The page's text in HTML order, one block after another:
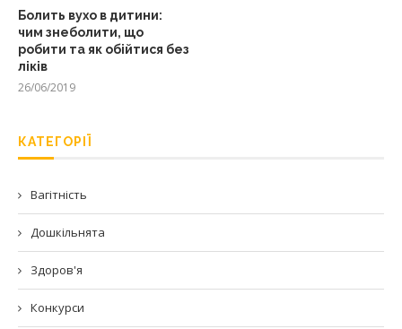
Болить вухо в дитини:
чим знеболити, що
робити та як обійтися без
ліків
26/06/2019
КАТЕГОРІЇ
Вагітність
Дошкільнята
Здоров'я
Конкурси